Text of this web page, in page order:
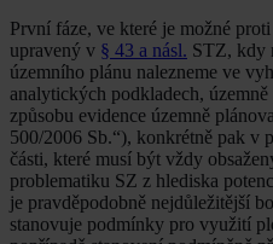
První fáze, ve které je možné
upravený v § 43 a násl. STZ, kdy
územního plánu nalezneme ve
analytických podkladech,
způsobu evidence územně
500/2006 Sb.“), konkrétně pak v
části, které musí být vždy
problematiku SZ z hlediska
je pravděpodobně nejdůležitější
stanovuje podmínky pro využití